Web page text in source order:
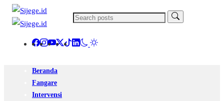
Beranda
Fangare
Intervensi